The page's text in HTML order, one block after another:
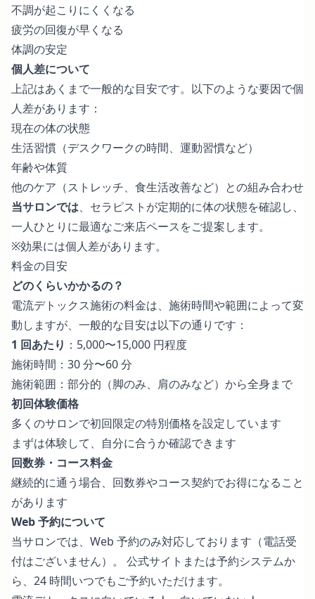
不調が起こりにくくなる
疲労の回復が早くなる
体調の安定
個人差について
上記はあくまで一般的な目安です。以下のような要因で個
人差があります：
現在の体の状態
生活習慣（デスクワークの時間、運動習慣など）
年齢や体質
他のケア（ストレッチ、食生活改善など）との組み合わせ
当サロンでは、セラピストが定期的に体の状態を確認し、
一人ひとりに最適なご来店ペースをご提案します。
※効果には個人差があります。
料金の目安
どのくらいかかるの？
電流デトックス施術の料金は、施術時間や範囲によって変
動しますが、一般的な目安は以下の通りです：
1 回あたり ：5,000〜15,000 円程度
施術時間：30 分〜60 分
施術範囲：部分的（脚のみ、肩のみなど）から全身まで
初回体験価格
多くのサロンで初回限定の特別価格を設定しています
まずは体験して、自分に合うか確認できます
回数券・コース料金
継続的に通う場合、回数券やコース契約でお得になること
があります
Web 予約について
当サロンでは、Web 予約のみ対応しております（電話受
付はございません）。 公式サイトまたは予約システムか
ら、24 時間いつでもご予約いただけます。